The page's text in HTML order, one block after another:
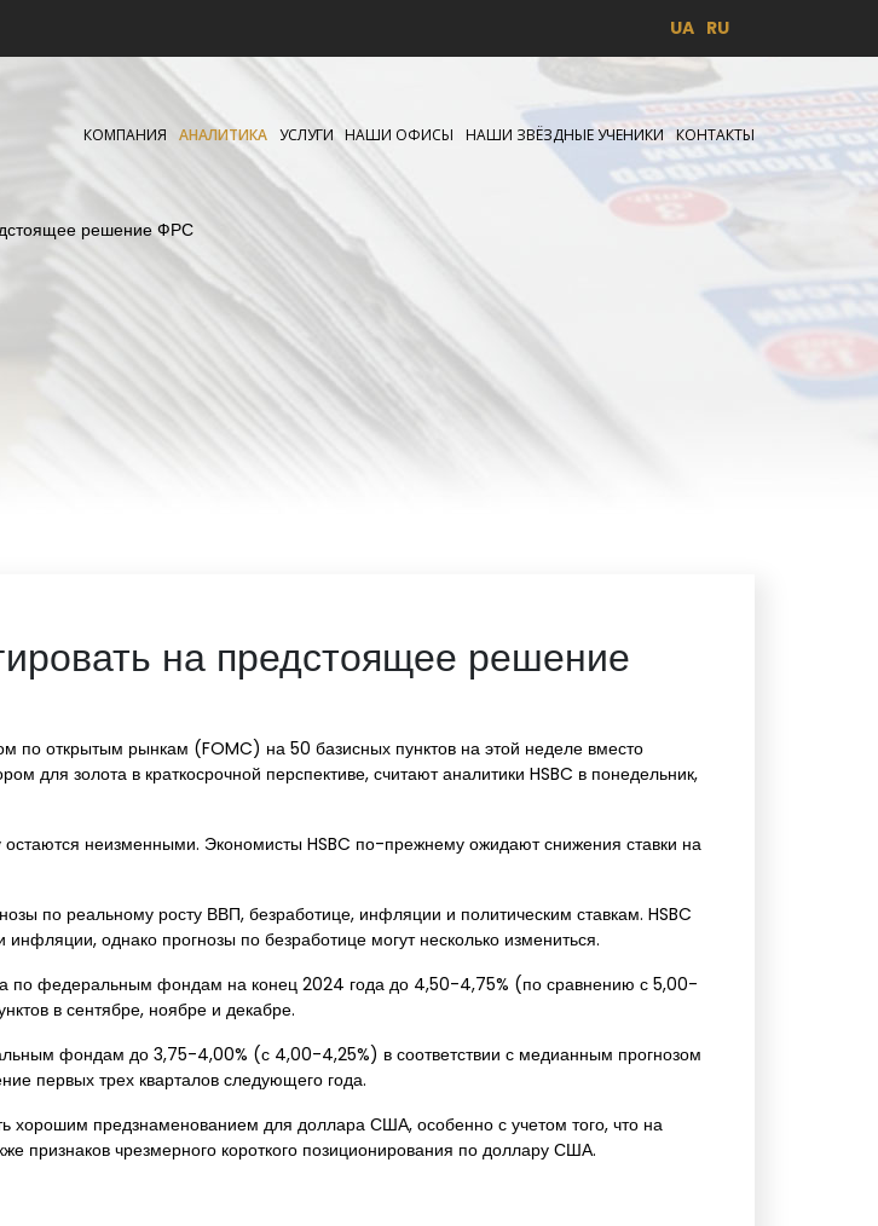
UA RU
КОМПАНИЯ АНАЛИТИКА УСЛУГИ НАШИ ОФИСЫ НАШИ ЗВЁЗДНЫЕ УЧЕНИКИ КОНТАКТЫ
решение ФРС
на предстоящее решение
по открытым рынкам (FOMC) на 50 базисных пунктов на этой неделе вместо
для золота в краткосрочной перспективе, считают аналитики HSBC в понедельник,
неизменными. Экономисты HSBC по-прежнему ожидают снижения ставки на
по реальному росту ВВП, безработице, инфляции и политическим ставкам. HSBC
однако прогнозы по безработице могут несколько измениться.
по федеральным фондам на конец 2024 года до 4,50-4,75% (по сравнению с 5,00-
в сентябре, ноябре и декабре.
фондам до 3,75-4,00% (с 4,00-4,25%) в соответствии с медианным прогнозом
первых трех кварталов следующего года.
хорошим предзнаменованием для доллара США, особенно с учетом того, что на
признаков чрезмерного короткого позиционирования по доллару США.